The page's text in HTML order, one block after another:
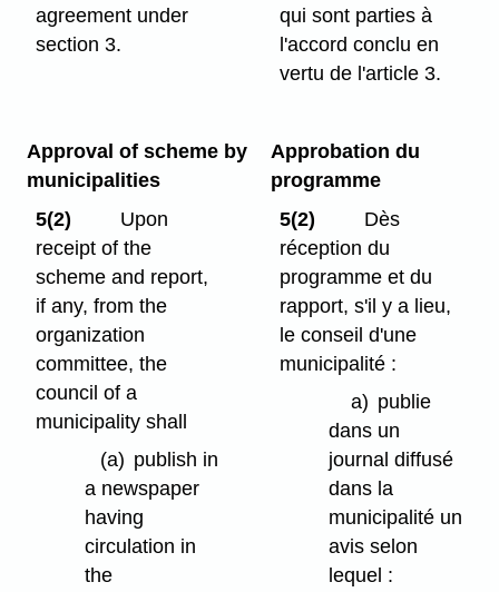
agreement under
section 3.
qui sont parties à
l'accord conclu en
vertu de l'article 3.
Approval of scheme by
municipalities
5(2)
Upon
receipt of the
scheme and report,
if any, from the
organization
committee, the
council of a
municipality shall
(a) publish in
a newspaper
having
circulation in
the
Approbation du
programme
5(2)
Dès
réception du
programme et du
rapport, s'il y a lieu,
le conseil d'une
municipalité :
a) publie
dans un
journal diffusé
dans la
municipalité un
avis selon
lequel :